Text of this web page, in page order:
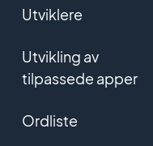
Utviklere
Utvikling av
tilpassede apper
Ordliste